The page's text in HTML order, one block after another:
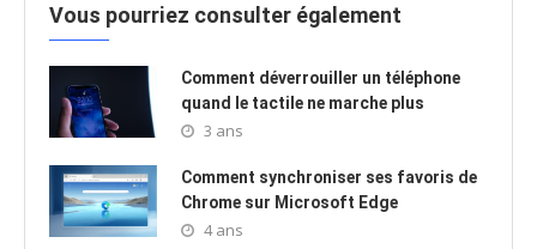
Vous pourriez consulter également
Comment déverrouiller un téléphone
quand le tactile ne marche plus
3 ans
Comment synchroniser ses favoris de
Chrome sur Microsoft Edge
4 ans